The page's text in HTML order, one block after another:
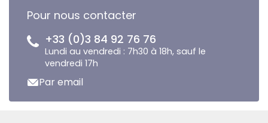
Pour nous contacter
+33 (0)3 84 92 76 76
Lundi au vendredi : 7h30 à 18h, sauf le
vendredi 17h
Par email